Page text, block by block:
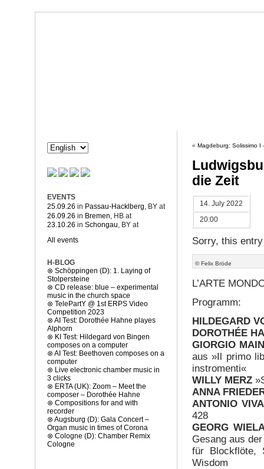
« Magdeburg: Solissimo I
die Zeit
14. July 2022
20:00
Sorry, this
© Felix Bröde
L’ARTE
Programm:
HILDEGARD
DOROTHÉE
GIORGIO
aus »Il primo
instromenti«
WILLY MERZ
ANNA
ANTONIO
428
GEORG
Gesang aus
für Blockflöte,
Wisdom
EVENTS
25.09.26 in Passau-Hacklberg , BY at
26.09.26 in Bremen , HB at
23.10.26 in Schongau, BY at
All events
H-BLOG
⊗ Schöppingen (D): 1. Laying of
Stolpersteine
⊗ CD release: blue – experimental
music in the church space
⊗ TelePartY @ 1st ERPS Video
Competition 2023
⊗ AI Test: Dorothée Hahne playes
Alphorn
⊗ KI Test: Hildegard von Bingen
composes on a computer
⊗ AI Test: Beethoven composes on a
computer
⊗ Live electronic chamber music in
3 clicks
⊗ ERTA (UK): Zoom – Meet the
composer – Dorothée Hahne
⊗ Compositions for and with
recorder
⊗ Augsburg (D): Gala Concert –
Organ music in times of Corona
⊗ Cologne (D): Chamber Remix
Cologne